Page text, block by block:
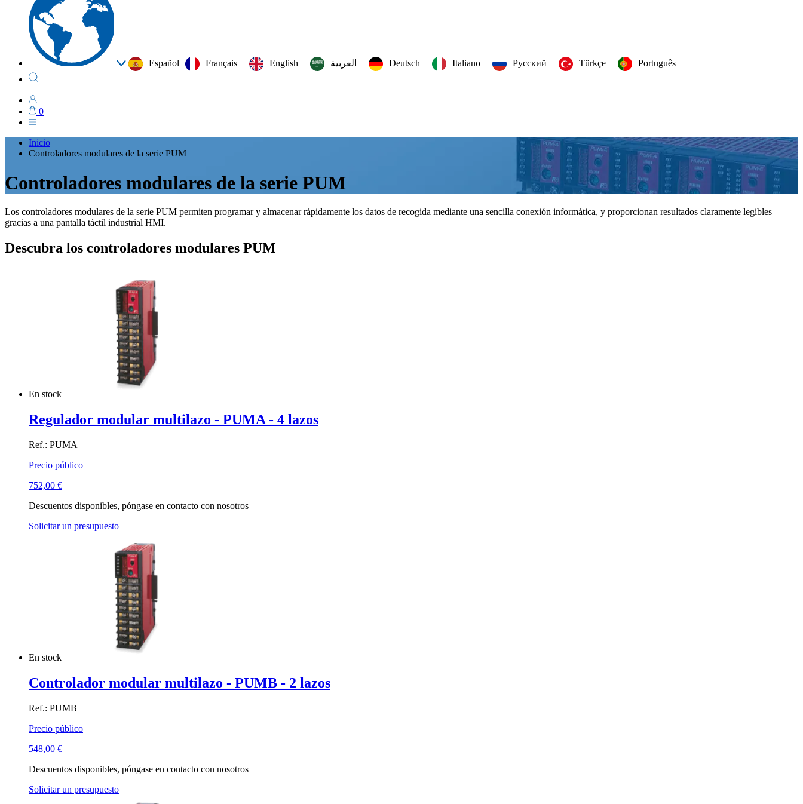
Español Français English العربية‏ Deutsch Italiano Русский Türkçe Português
0
Inicio
Controladores modulares de la serie PUM
Controladores modulares de la serie PUM
Los controladores modulares de la serie PUM permiten programar y almacenar rápidamente los datos de recogida mediante una sencilla conexión informática, y proporcionan resultados claramente legibles
gracias a una pantalla táctil industrial HMI.
Descubra los controladores modulares PUM
En stock
Regulador modular multilazo - PUMA - 4 lazos
Ref.: PUMA
Precio público
752,00 €
Descuentos disponibles, póngase en contacto con nosotros
Solicitar un presupuesto
En stock
Controlador modular multilazo - PUMB - 2 lazos
Ref.: PUMB
Precio público
548,00 €
Descuentos disponibles, póngase en contacto con nosotros
Solicitar un presupuesto